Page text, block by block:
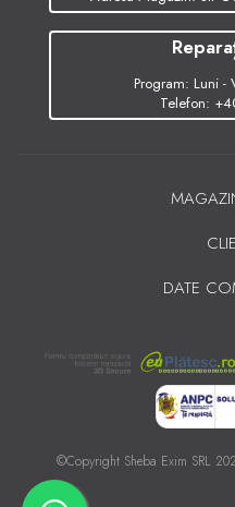
Program: Luni -
Telefon:
DATE
©Copyright Sheba Exim SRL